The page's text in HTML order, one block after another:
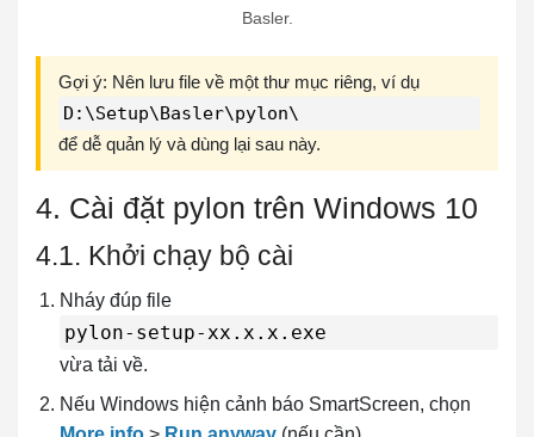
Basler.
Gợi ý: Nên lưu file về một thư mục riêng, ví dụ
D:\Setup\Basler\pylon\
để dễ quản lý và dùng lại sau này.
4. Cài đặt pylon trên Windows 10
4.1. Khởi chạy bộ cài
Nháy đúp file
pylon-setup-xx.x.x.exe
vừa tải về.
Nếu Windows hiện cảnh báo SmartScreen, chọn